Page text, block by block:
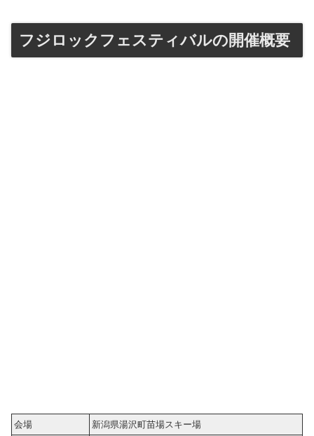
フジロックフェスティバルの開催概要
会場 新潟県湯沢町苗場スキー場